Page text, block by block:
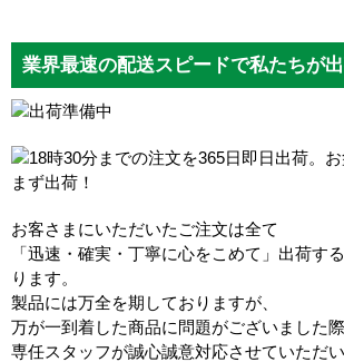
業界最速の配送スピードで私たちが
お客さまにいただいたご注文は全て
「迅速・確実・丁寧に心をこめて」出荷す
ります。
製品には万全を期しておりますが、
万が一到着した商品に問題がございました
専任スタッフが誠心誠意対応させていただ